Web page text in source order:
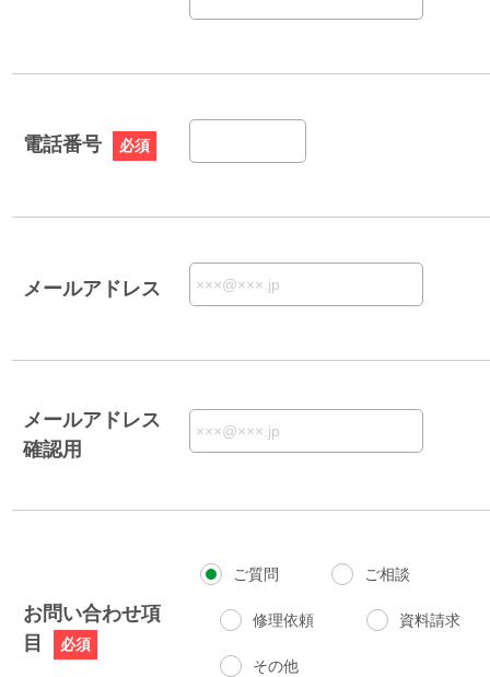
電話番号 必須
メールアドレス
メールアドレス
確認用
お問い合わせ項
目
必須
ご質問 ご相談
修理依頼 資料請求
その他